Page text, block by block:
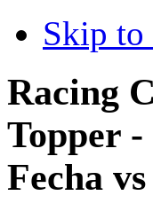
Skip to
Racing
Topper
Fecha